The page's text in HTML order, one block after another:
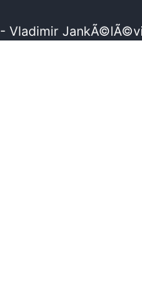
- Vladimir